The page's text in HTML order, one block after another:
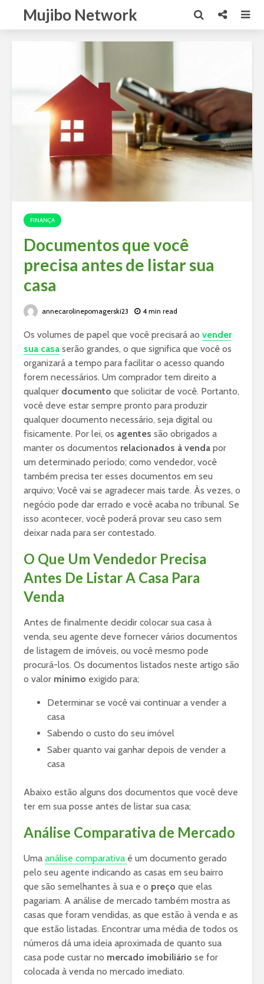
Mujibo Network
FINANÇA
Documentos que você
precisa antes de listar sua
casa
annecarolinepomagerski23 4 min read
Os volumes de papel que você precisará ao vender
sua casa serão grandes, o que significa que você os
organizará a tempo para facilitar o acesso quando
forem necessários. Um comprador tem direito a
qualquer documento que solicitar de você. Portanto,
você deve estar sempre pronto para produzir
qualquer documento necessário, seja digital ou
fisicamente. Por lei, os agentes são obrigados a
manter os documentos relacionados à venda por
um determinado período; como vendedor, você
também precisa ter esses documentos em seu
arquivo; Você vai se agradecer mais tarde. Às vezes, o
negócio pode dar errado e você acaba no tribunal. Se
isso acontecer, você poderá provar seu caso sem
deixar nada para ser contestado.
O Que Um Vendedor Precisa
Antes De Listar A Casa Para
Venda
Antes de finalmente decidir colocar sua casa à
venda, seu agente deve fornecer vários documentos
de listagem de imóveis, ou você mesmo pode
procurá-los. Os documentos listados neste artigo são
o valor mínimo exigido para;
Determinar se você vai continuar a vender a
casa
Sabendo o custo do seu imóvel
Saber quanto vai ganhar depois de vender a
casa
Abaixo estão alguns dos documentos que você deve
ter em sua posse antes de listar sua casa;
Análise Comparativa de Mercado
Uma análise comparativa é um documento gerado
pelo seu agente indicando as casas em seu bairro
que são semelhantes à sua e o preço que elas
pagariam. A análise de mercado também mostra as
casas que foram vendidas, as que estão à venda e as
que estão listadas. Encontrar uma média de todos os
números dá uma ideia aproximada de quanto sua
casa pode custar no mercado imobiliário se for
colocada à venda no mercado imediato.